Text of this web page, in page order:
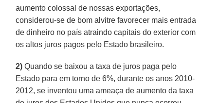
aumento colossal de nossas exportações,
considerou-se de bom alvitre favorecer mais entrada
de dinheiro no país atraindo capitais do exterior com
os altos juros pagos pelo Estado brasileiro.
2) Quando se baixou a taxa de juros paga pelo
Estado para em torno de 6%, durante os anos 2010-
2012, se inventou uma ameaça de aumento da taxa